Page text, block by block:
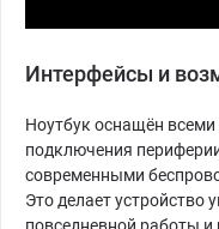
Интерфейсы и
Ноутбук оснащён
подключения
современными
Это делает устройство